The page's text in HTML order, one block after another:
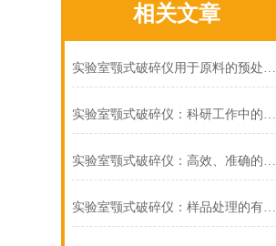
相关文章
实验室颚式破碎仪用于原料的预处理和样品的制备
实验室颚式破碎仪：科研工作中的得力助手
实验室颚式破碎仪：高效、准确的样品破碎工具
实验室颚式破碎仪：样品处理的有力助手